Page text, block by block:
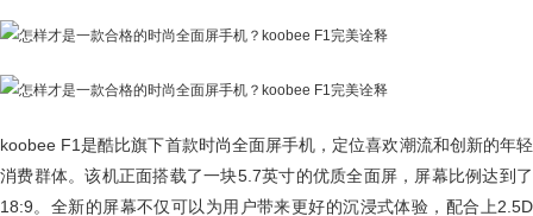
koobee F1是酷比旗下首款时尚全面屏手机，定位喜欢潮流和创新的年轻
消费群体。该机正面搭载了一块5.7英寸的优质全面屏，屏幕比例达到了
18:9。全新的屏幕不仅可以为用户带来更好的沉浸式体验，配合上2.5D